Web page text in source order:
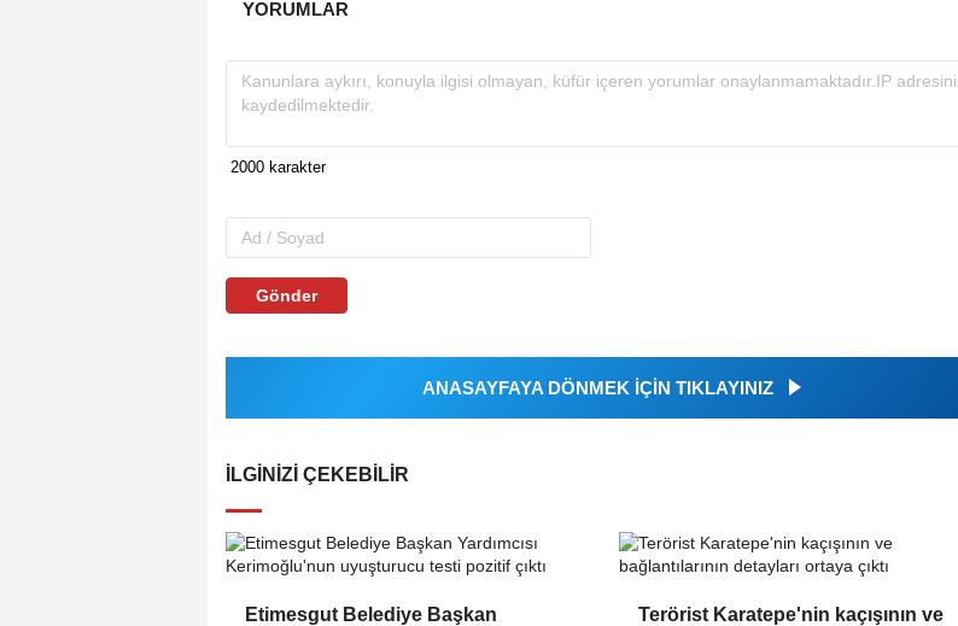
YORUMLAR
Gönder
ANASAYFAYA DÖNMEK İÇİN TIKLAYINIZ
İLGINIZI ÇEKEBILIR
Etimesgut Belediye Başkan
Terörist Karatepe'nin kaçışının ve